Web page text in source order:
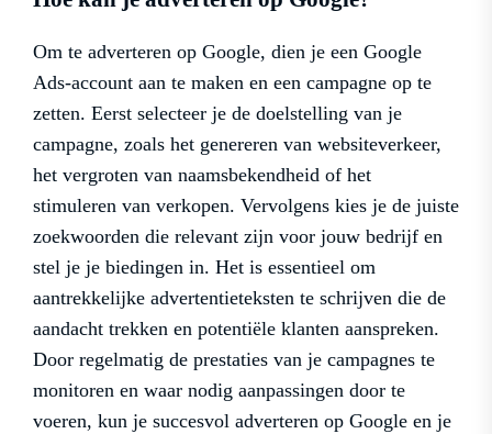
Om te adverteren op Google, dien je een Google
Ads-account aan te maken en een campagne op te
zetten. Eerst selecteer je de doelstelling van je
campagne, zoals het genereren van websiteverkeer,
het vergroten van naamsbekendheid of het
stimuleren van verkopen. Vervolgens kies je de juiste
zoekwoorden die relevant zijn voor jouw bedrijf en
stel je je biedingen in. Het is essentieel om
aantrekkelijke advertentieteksten te schrijven die de
aandacht trekken en potentiële klanten aanspreken.
Door regelmatig de prestaties van je campagnes te
monitoren en waar nodig aanpassingen door te
voeren, kun je succesvol adverteren op Google en je